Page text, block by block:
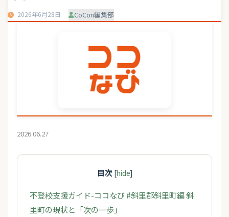
2026年6月28日 CoCon編集部
2026.06.27
目次 [hide]
不登校支援ガイド-ココなび #斜里郡斜里町編 斜
里町の現状と「次の一歩」